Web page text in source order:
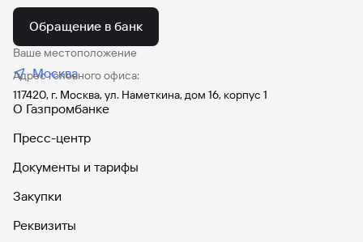
Обращение в банк
Ваше местоположение
Москва
Адрес головного офиса:
117420, г. Москва, ул. Наметкина, дом 16, корпус 1
О Газпромбанке
Пресс-центр
Документы и тарифы
Закупки
Реквизиты